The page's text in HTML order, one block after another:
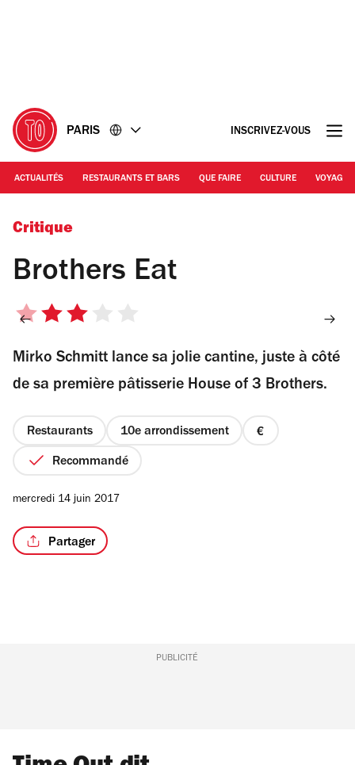
PARIS INSCRIVEZ-VOUS
ACTUALITÉS RESTAURANTS ET BARS QUE FAIRE CULTURE VOYAGE
Critique
Brothers Eat
3
5
étoiles
Mirko Schmitt lance sa jolie cantine, juste à côté
de sa première pâtisserie House of 3 Brothers.
Restaurants 10e arrondissement
prix
Recommandé
mercredi 14 juin 2017
Partager
PUBLICITÉ